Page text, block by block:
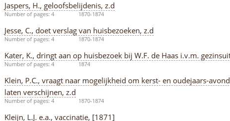
Jaspers, H., geloofsbelijdenis, z.d
Number of pages: 4 1870-1874
Jesse, C., doet verslag van huisbezoeken, z.d
Number of pages: 4 1870-1874
Kater, K., dringt aan op huisbezoek bij W.F. de Haas i.v.m.
Number of pages: 4 1874
Klein, P.C., vraagt naar mogelijkheid om kerst- en oudejaars-
laten verschijnen, z.d
Number of pages: 4 1870-1874
Kleijn, L.J. e.a., vaccinatie, [1871]